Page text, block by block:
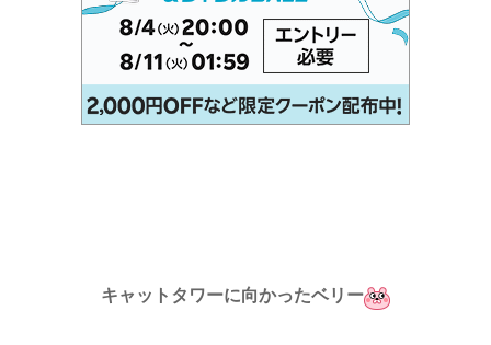
キャットタワーに向かったベリー